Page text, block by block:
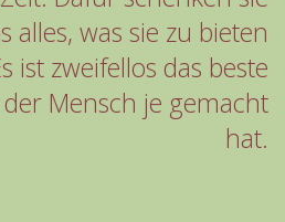
alles, was sie zu bieten
ist zweifellos das beste
Mensch je gemacht
hat.